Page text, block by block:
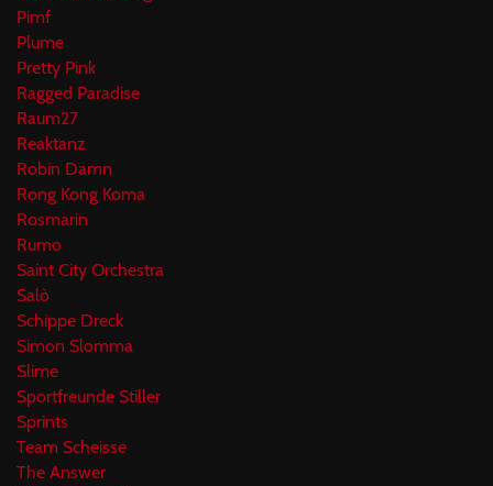
Pimf
Plume
Pretty Pink
Ragged Paradise
Raum27
Reaktanz
Robin Damn
Rong Kong Koma
Rosmarin
Rumo
Saint City Orchestra
Salò
Schippe Dreck
Simon Slomma
Slime
Sportfreunde Stiller
Sprints
Team Scheisse
The Answer